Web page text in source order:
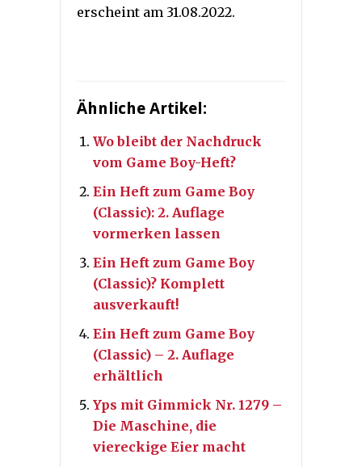
erscheint am 31.08.2022.
Ähnliche Artikel:
Wo bleibt der Nachdruck
vom Game Boy-Heft?
Ein Heft zum Game Boy
(Classic): 2. Auflage
vormerken lassen
Ein Heft zum Game Boy
(Classic)? Komplett
ausverkauft!
Ein Heft zum Game Boy
(Classic) – 2. Auflage
erhältlich
Yps mit Gimmick Nr. 1279 –
Die Maschine, die
viereckige Eier macht